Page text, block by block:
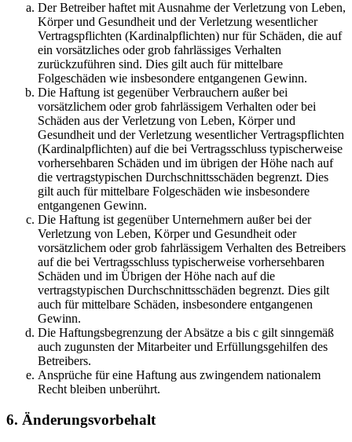
Der Betreiber haftet mit Ausnahme der Verletzung von Leben,
Körper und Gesundheit und der Verletzung wesentlicher
Vertragspflichten (Kardinalpflichten) nur für Schäden, die auf
ein vorsätzliches oder grob fahrlässiges Verhalten
zurückzuführen sind. Dies gilt auch für mittelbare
Folgeschäden wie insbesondere entgangenen Gewinn.
Die Haftung ist gegenüber Verbrauchern außer bei
vorsätzlichem oder grob fahrlässigem Verhalten oder bei
Schäden aus der Verletzung von Leben, Körper und
Gesundheit und der Verletzung wesentlicher Vertragspflichten
(Kardinalpflichten) auf die bei Vertragsschluss typischerweise
vorhersehbaren Schäden und im übrigen der Höhe nach auf
die vertragstypischen Durchschnittsschäden begrenzt. Dies
gilt auch für mittelbare Folgeschäden wie insbesondere
entgangenen Gewinn.
Die Haftung ist gegenüber Unternehmern außer bei der
Verletzung von Leben, Körper und Gesundheit oder
vorsätzlichem oder grob fahrlässigem Verhalten des Betreibers
auf die bei Vertragsschluss typischerweise vorhersehbaren
Schäden und im Übrigen der Höhe nach auf die
vertragstypischen Durchschnittsschäden begrenzt. Dies gilt
auch für mittelbare Schäden, insbesondere entgangenen
Gewinn.
Die Haftungsbegrenzung der Absätze a bis c gilt sinngemäß
auch zugunsten der Mitarbeiter und Erfüllungsgehilfen des
Betreibers.
Ansprüche für eine Haftung aus zwingendem nationalem
Recht bleiben unberührt.
6. Änderungsvorbehalt